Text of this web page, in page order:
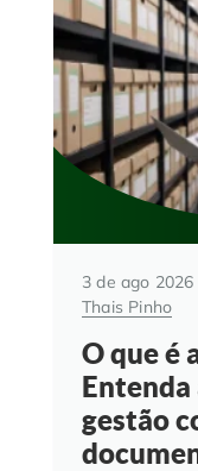
3 de ago 2026
Thais Pinho
O que é
gestão